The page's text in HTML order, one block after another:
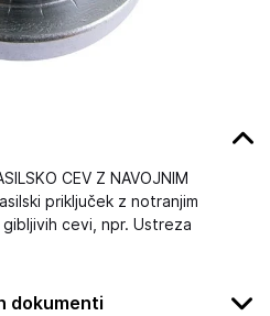
CEV Z NAVOJNIM
priključek z notranjim
cevi, npr. Ustreza
dokumenti